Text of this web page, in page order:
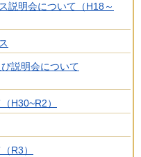
説明会について（H18～
説明会について
H30~R2）
R3）